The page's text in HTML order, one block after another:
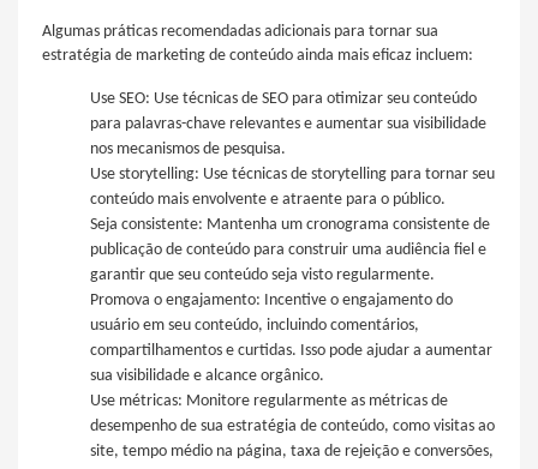
Algumas práticas recomendadas adicionais para tornar sua
estratégia de marketing de conteúdo ainda mais eficaz incluem:
Use SEO: Use técnicas de SEO para otimizar seu conteúdo
para palavras-chave relevantes e aumentar sua visibilidade
nos mecanismos de pesquisa.
Use storytelling: Use técnicas de storytelling para tornar seu
conteúdo mais envolvente e atraente para o público.
Seja consistente: Mantenha um cronograma consistente de
publicação de conteúdo para construir uma audiência fiel e
garantir que seu conteúdo seja visto regularmente.
Promova o engajamento: Incentive o engajamento do
usuário em seu conteúdo, incluindo comentários,
compartilhamentos e curtidas. Isso pode ajudar a aumentar
sua visibilidade e alcance orgânico.
Use métricas: Monitore regularmente as métricas de
desempenho de sua estratégia de conteúdo, como visitas ao
site, tempo médio na página, taxa de rejeição e conversões,